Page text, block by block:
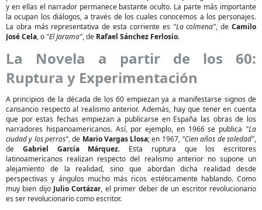
y en ellas el narrador permanece bastante oculto. La parte más importante
la ocupan los diálogos, a través de los cuales conocemos a los personajes.
La obra más representativa de esta corriente es "La colmena", deCamilo
José Cela, o "El Jarama", de Rafael Sánchez Ferlosio.
La Novela a partir de los 60:
Ruptura y Experimentación
A principios de la década de los 60 empiezan ya a manifestarse signos de
cansancio respecto al realismo anterior. Además, hay que tener en cuenta
que por estas fechas empiezan a publicarse en España las obras de los
narradores hispanoamericanos. Así, por ejemplo, en 1966 se publica "La
ciudad y los perros", de Mario Vargas Llosa; en 1967, "Cien años de soledad",
de Gabriel García Márquez. Esta ruptura que los escritores
latinoamericanos realizan respecto del realismo anterior no supone un
alejamiento de la realidad, sino que abordan dicha realidad desde
perspectivas y ángulos mucho más ricos estéticamente hablando. Como
muy bien dijo Julio Cortázar, el primer deber de un escritor revolucionario
es ser revolucionario como escritor.